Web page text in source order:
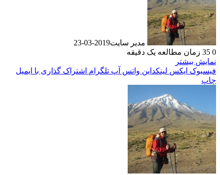
مدیر سایت2019-03-23
0
زمان مطالعه یک دقیقه
نمایش بیشتر
فیسبوک ایکس لینکداین واتس آپ تلگرام اشتراک گذاری با ایمیل
چاپ